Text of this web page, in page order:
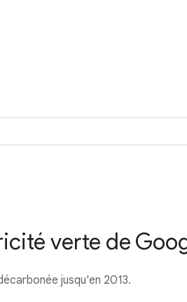
verte de
jusqu'en 2013.